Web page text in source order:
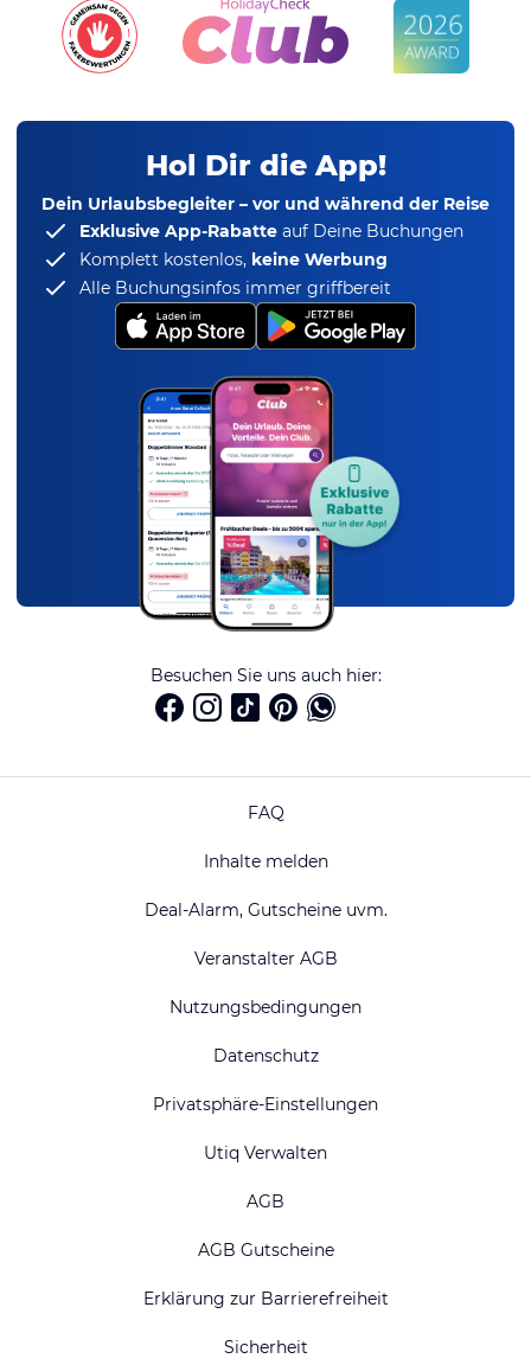
Hol Dir die App!
Dein Urlaubsbegleiter – vor und während der Reise
Exklusive App-Rabatte auf Deine Buchungen
Komplett kostenlos, keine Werbung
Alle Buchungsinfos immer griffbereit
Besuchen Sie uns auch hier:
FAQ
Inhalte melden
Deal-Alarm, Gutscheine uvm.
Veranstalter AGB
Nutzungsbedingungen
Datenschutz
Privatsphäre-Einstellungen
Utiq Verwalten
AGB
AGB Gutscheine
Erklärung zur Barrierefreiheit
Sicherheit